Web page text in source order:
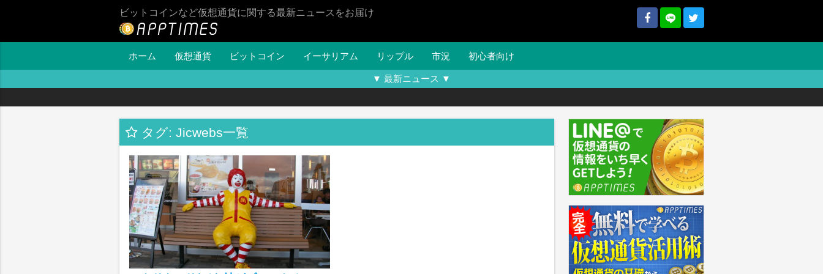
ビットコインなど仮想通貨に関する最新ニュースをお届け
ホーム 仮想通貨 ビットコイン イーサリアム リップル 市況 初心者向け
▼ 最新ニュース ▼
タグ: Jicwebs一覧